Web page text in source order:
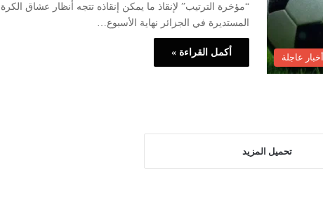
أخبار عاجلة
“مؤخرة الترتيب” لإنقاذ ما يمكن إنقاذه تتجه أنظار عشاق الكرة
المستديرة في الجزائر نهاية الأسبوع…
أكمل القراءة »
تحميل المزيد